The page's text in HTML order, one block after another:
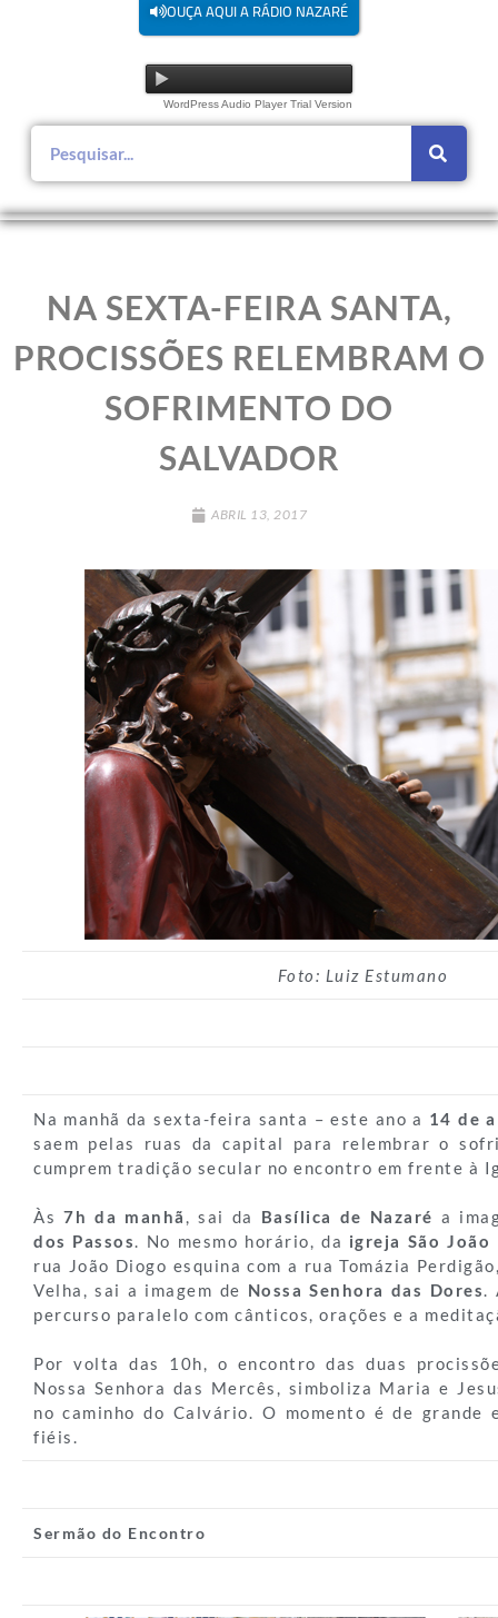
OUÇA AQUI A RÁDIO NAZARÉ
WordPress Audio Player Trial Version
NA SEXTA-FEIRA SANTA,
PROCISSÕES RELEMBRAM O
SOFRIMENTO DO
SALVADOR
ABRIL 13, 2017
Foto: Luiz Estumano
Na manhã da sexta-feira santa – este ano a 14 de
saem pelas ruas da capital para relembrar o
cumprem tradição secular no encontro em frente à
Às7h da manhã , sai da Basílica de Nazaré a
dos Passos. No mesmo horário, da igreja São
rua João Diogo esquina com a rua Tomázia
Velha, sai a imagem de Nossa Senhora das Dores.
percurso paralelo com cânticos, orações e a
Por volta das 10h, o encontro das duas
Nossa Senhora das Mercês, simboliza Maria e
no caminho do Calvário. O momento é de grande
fiéis.
Sermão do Encontro